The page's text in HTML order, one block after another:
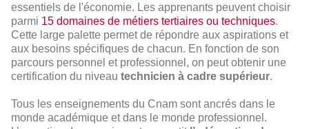
essentiels de l'économie. Les apprenants peuvent choisir
parmi 15 domaines de métiers tertiaires ou techniques.
Cette large palette permet de répondre aux aspirations et
aux besoins spécifiques de chacun. En fonction de son
parcours personnel et professionnel, on peut obtenir une
certification du niveau technicien à cadre supérieur.
Tous les enseignements du Cnam sont ancrés dans le
monde académique et dans le monde professionnel.